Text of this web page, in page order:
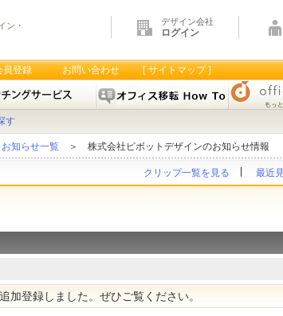
ン・
デザイン会社
ログイン
員登録 お問い合わせ [ サイトマップ ]
す
お知らせ一覧 ＞ 株式会社ピボットデザインのお知らせ情報
クリップ一覧を見る 最近
加登録しました。ぜひご覧ください。